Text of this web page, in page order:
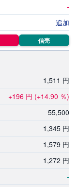
-
追加
信売
1,511 円
+196 円 (+14.90 ％)
55,500
1,345 円
1,579 円
1,272 円
-